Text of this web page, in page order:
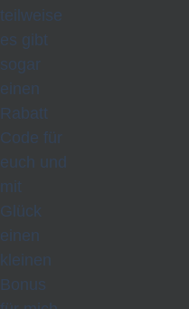
teilweise
es gibt
sogar
einen
Rabatt
Code für
euch und
mit
Glück
einen
kleinen
Bonus